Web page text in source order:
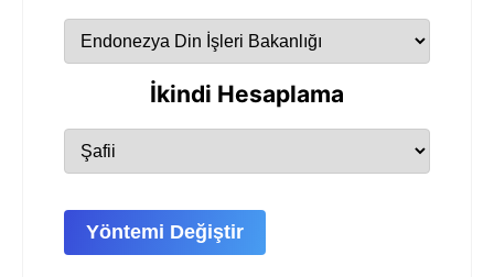
İkindi Hesaplama
Yöntemi Değiştir